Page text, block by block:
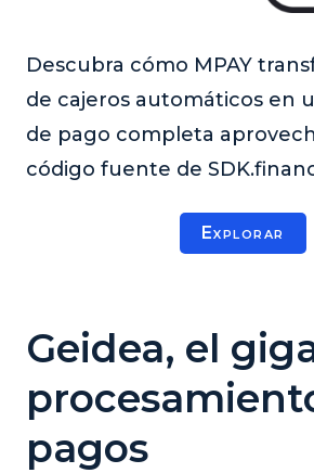
Descubra cómo MPAY
de cajeros automáticos en
de pago completa
código fuente de
Explorar
Geidea, el
pagos